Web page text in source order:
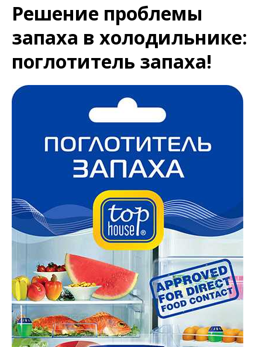
Решение проблемы
запаха в холодильнике:
поглотитель запаха!